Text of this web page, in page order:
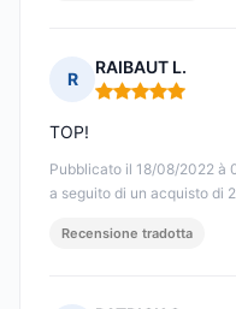
R
RAIBAUT L.
Nota: 5 su 5
Pubblicato il 18/08/2022 à
a seguito di un acquisto di
TOP!
Recensione tradotta